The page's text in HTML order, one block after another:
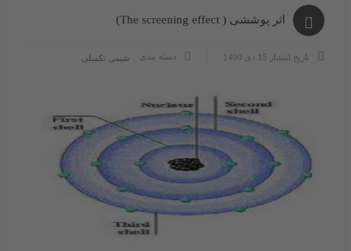
اثر پوششی ( The screening effect)
تاریخ انتشار 15 دی 1400 دسته بندی شیمی تکمیلی